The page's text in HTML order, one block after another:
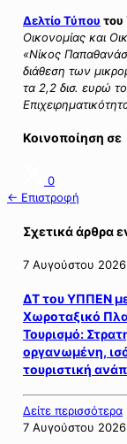
Δελτίο Τύπου του
Οικονομίας και
«Νίκος
διάθεση των
τα 2,2 δισ. ευρώ
Κοινοποίηση σε
0
← Επιστροφή
Σχετικά άρθρα
7 Αυγούστου 2026
ΔΤ του ΥΠΠΕΝ
Χωροταξικό
Τουρισμό:
οργανωμένη,
τουριστική
Δείτε περισσότερα
7 Αυγούστου 2026